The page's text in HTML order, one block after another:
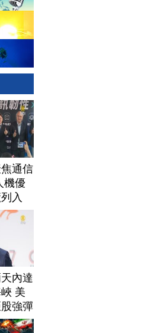
通信
機優
入
內達
美
強彈